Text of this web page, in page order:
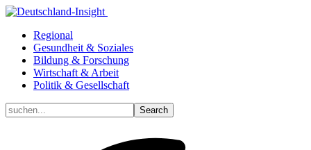
Regional
Gesundheit & Soziales
Bildung & Forschung
Wirtschaft & Arbeit
Politik & Gesellschaft